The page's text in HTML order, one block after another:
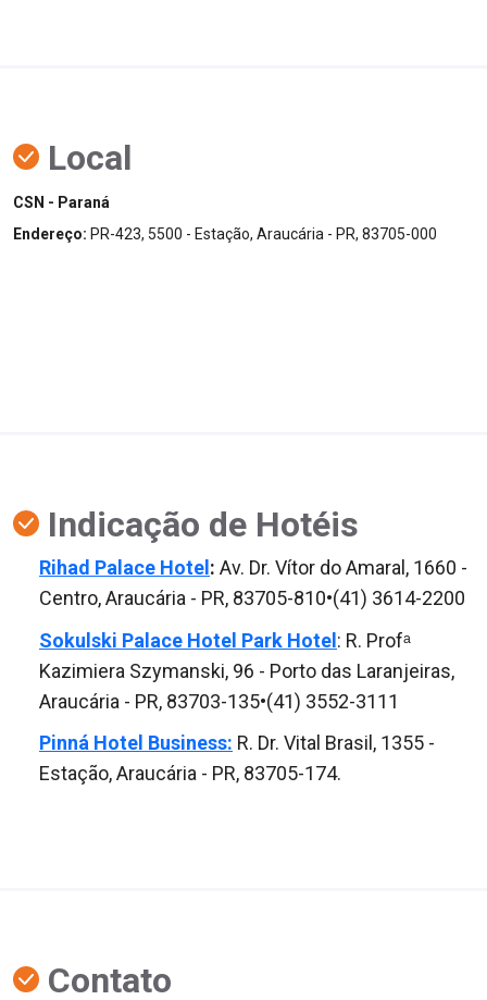
Local
CSN - Paraná
Endereço: PR-423, 5500 - Estação, Araucária - PR, 83705-000
Indicação de Hotéis
Rihad Palace Hotel : Av. Dr. Vítor do Amaral, 1660 -
Centro, Araucária - PR, 83705-810•(41) 3614-2200
Sokulski Palace Hotel Park Hotel: R. Profᵃ
Kazimiera Szymanski, 96 - Porto das Laranjeiras,
Araucária - PR, 83703-135•(41) 3552-3111
Pinná Hotel Business: R. Dr. Vital Brasil, 1355 -
Estação, Araucária - PR, 83705-174.
Contato